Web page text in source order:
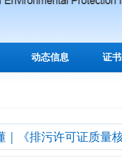
动态信息 证
｜《排污许可证质量